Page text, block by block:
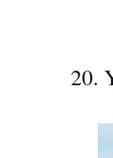
20.